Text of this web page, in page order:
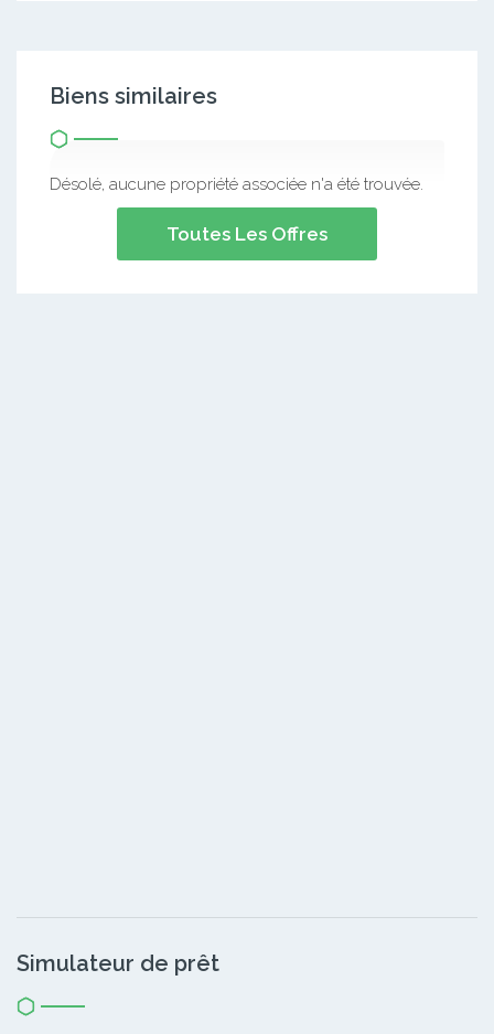
Biens similaires
Désolé, aucune propriété associée n'a été trouvée.
Toutes Les Offres
Simulateur de prêt